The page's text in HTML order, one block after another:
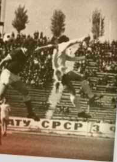
Der lange Weg zur